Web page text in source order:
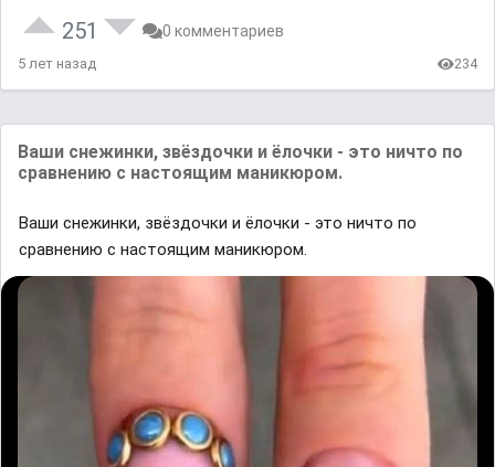
251 0 комментариев
5 лет назад 234
Ваши снежинки, звёздочки и ёлочки - это ничто по
сравнению с настоящим маникюром.
Ваши снежинки, звёздочки и ёлочки - это ничто по
сравнению с настоящим маникюром.